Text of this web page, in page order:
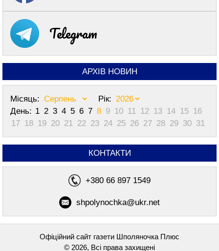
Telegram
АРХІВ НОВИН
Місяць:
Рік:
День: 1 2 3 4 5 6 7 8 9 10 11 12 13 14 15 16
17 18 19 20 21 22 23 24 25 26 27 28 29 30 31
КОНТАКТИ
+380 66 897 1549
shpolynochka@ukr.net
Офіційний сайт газети Шполяночка Плюс
© 2026, Всі права захищені